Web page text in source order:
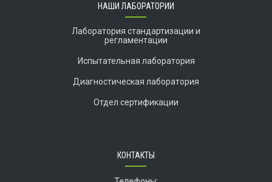
НАШИ ЛАБОРАТОРИИ
Лаборатория стандартизации и
регламентации
Испытательная лаборатория
Диагностическая лаборатория
Отдел сертификации
КОНТАКТЫ